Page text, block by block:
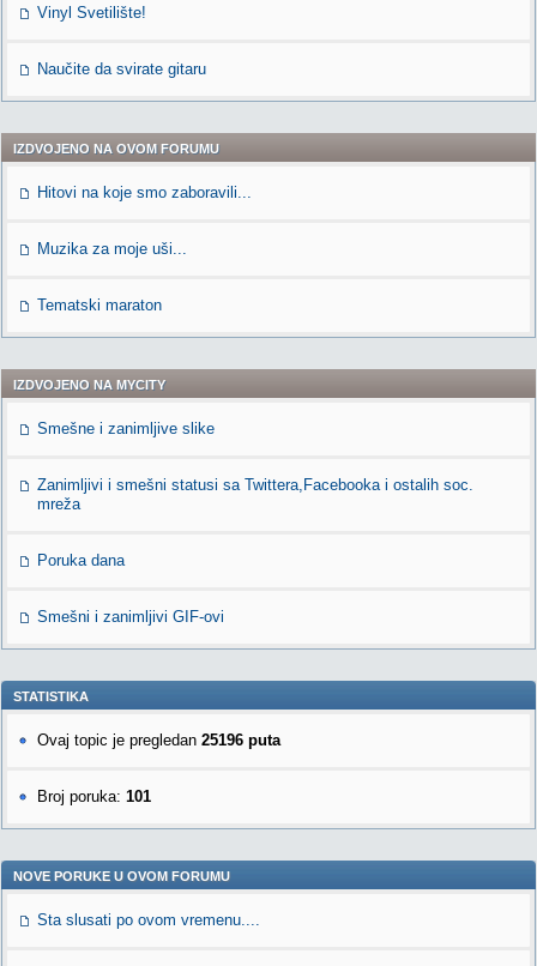
Vinyl Svetilište!
Naučite da svirate gitaru
IZDVOJENO NA OVOM FORUMU
Hitovi na koje smo zaboravili...
Muzika za moje uši...
Tematski maraton
IZDVOJENO NA MYCITY
Smešne i zanimljive slike
Zanimljivi i smešni statusi sa Twittera,Facebooka i ostalih soc.
mreža
Poruka dana
Smešni i zanimljivi GIF-ovi
STATISTIKA
Ovaj topic je pregledan 25196 puta
Broj poruka: 101
NOVE PORUKE U OVOM FORUMU
Sta slusati po ovom vremenu....